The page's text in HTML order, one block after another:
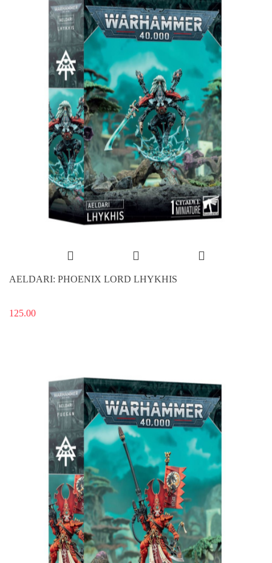
AELDARI: PHOENIX LORD LHYKHIS
125.00